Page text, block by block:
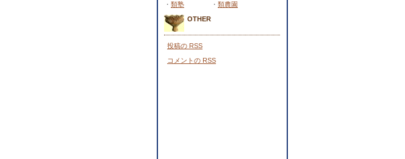
・ 類塾 ・ 類農園
OTHER
投稿の RSS
コメントの RSS